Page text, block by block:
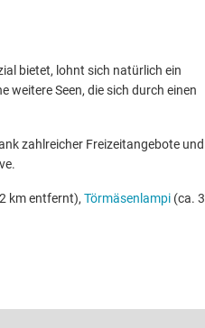
bietet, lohnt sich natürlich ein
weitere Seen, die sich durch einen
zahlreicher Freizeitangebote und
km entfernt), Törmäsenlampi (ca. 3